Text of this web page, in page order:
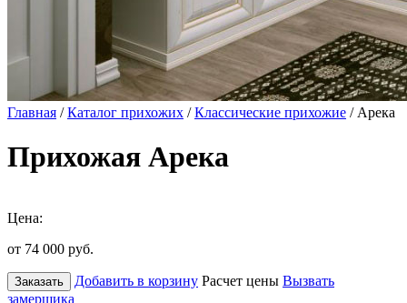
Главная /Каталог прихожих /Классические прихожие / Арека
Прихожая Арека
Цена:
от 74 000 руб.
Заказать Добавить в корзину Расчет цены Вызвать
замерщика